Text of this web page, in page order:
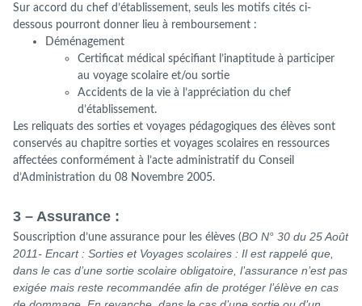
Sur accord du chef d’établissement, seuls les motifs cités ci-
dessous pourront donner lieu à remboursement :
Déménagement
Certificat médical spécifiant l’inaptitude à participer
au voyage scolaire et/ou sortie
Accidents de la vie à l’appréciation du chef
d’établissement.
Les reliquats des sorties et voyages pédagogiques des élèves sont
conservés au chapitre sorties et voyages scolaires en ressources
affectées conformément à l’acte administratif du Conseil
d’Administration du 08 Novembre 2005.
3 – Assurance :
Souscription d’une assurance pour les élèves (BO N° 30 du 25 Août
2011- Encart : Sorties et Voyages scolaires : Il est rappelé que,
dans le cas d’une sortie scolaire obligatoire, l’assurance n’est pas
exigée mais reste recommandée afin de protéger l’élève en cas